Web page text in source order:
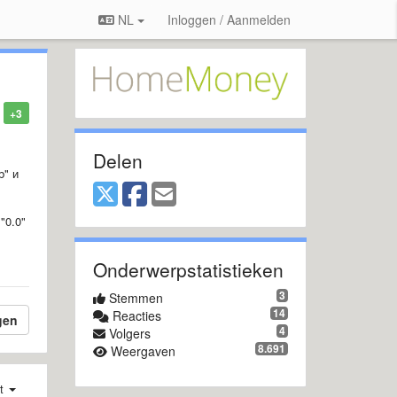
NL Inloggen / Aanmelden
+3
и Delen
Onderwerpstatistieken
3
Stemmen
14
Reacties
4
Volgers
8.691
Weergaven